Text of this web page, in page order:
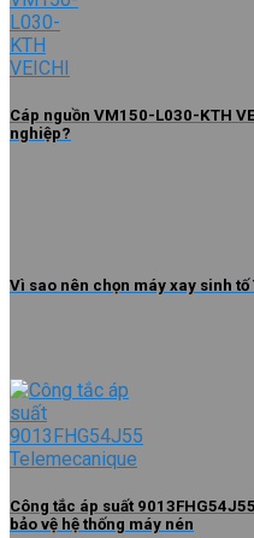
Cáp nguồn VM150-L030-KTH
nghiệp?
Vì sao nên chọn máy xay sinh tố
Công tắc áp suất
bảo vệ hệ thống máy nén